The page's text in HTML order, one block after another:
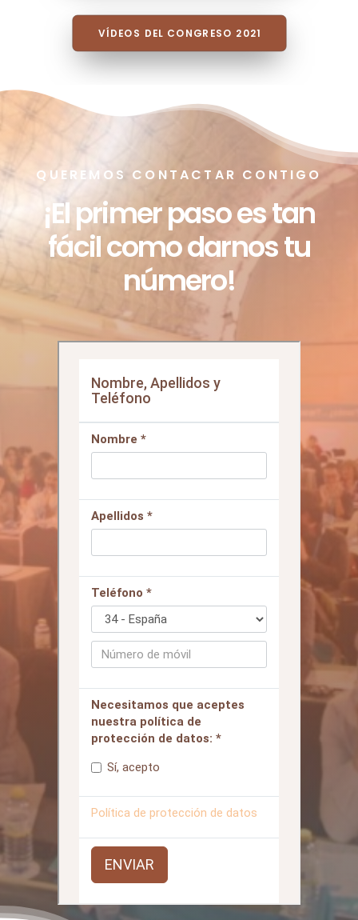
POSICIONAMIENTOS POLÍTICOS
QUEREMOS CONTACTAR CONTIGO
¡El primer paso es tan
fácil como darnos tu
número!